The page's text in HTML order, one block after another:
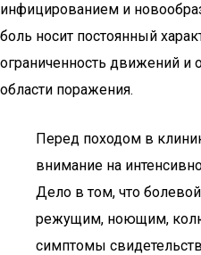
инфицированием и
боль носит постоянный
ограниченность движений и
области поражения.
Перед походом в
внимание на
Дело в том, что
режущим, ноющим,
симптомы